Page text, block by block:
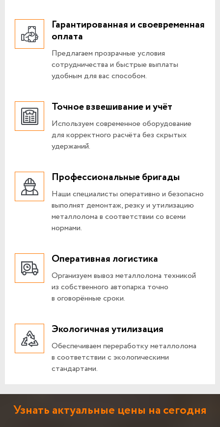
Гарантированная и своевременная
оплата
Предлагаем прозрачные условия
сотрудничества и быстрые выплаты
удобным для вас способом.
Точное взвешивание и учёт
Используем современное оборудование
для корректного расчёта без скрытых
удержаний.
Профессиональные бригады
Наши специалисты оперативно и безопасно
выполнят демонтаж, резку и утилизацию
металлолома в соответствии со всеми
нормами.
Оперативная логистика
Организуем вывоз металлолома техникой
из собственного автопарка точно
в оговорённые сроки.
Экологичная утилизация
Обеспечиваем переработку металлолома
в соответствии с экологическими
стандартами.
Узнать актуальные цены на сегодня